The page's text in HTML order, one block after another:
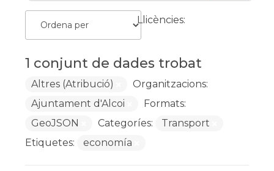
1 conjunt de dades trobat
Llicències:
Altres (Atribució)
Organitzacions:
Ajuntament d'Alcoi
Formats:
GeoJSON
Categoríes:
Transport
Etiquetes:
economía